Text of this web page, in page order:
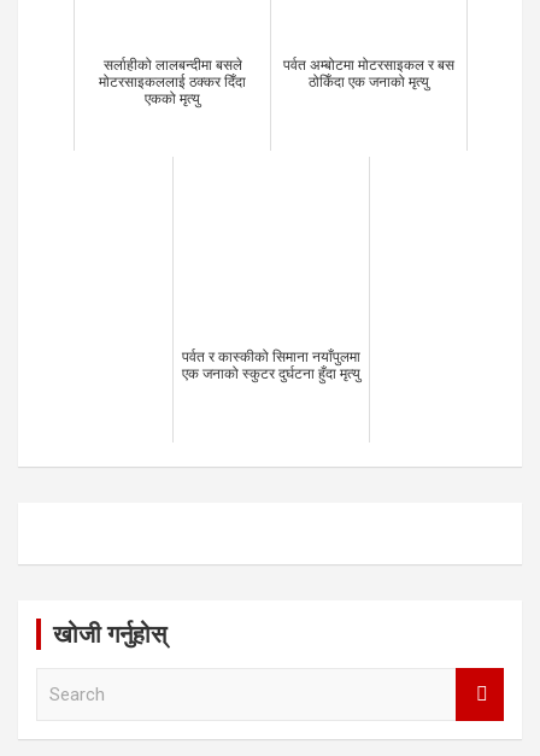
सर्लाहीको लालबन्दीमा बसले
मोटरसाइकललाई ठक्कर दिँदा
एकको मृत्यु
पर्वत अम्बोटमा मोटरसाइकल र बस
ठोकिँदा एक जनाको मृत्यु
पर्वत र कास्कीको सिमाना नयाँपुलमा
एक जनाको स्कुटर दुर्घटना हुँदा मृत्यु
खोजी गर्नुहोस्